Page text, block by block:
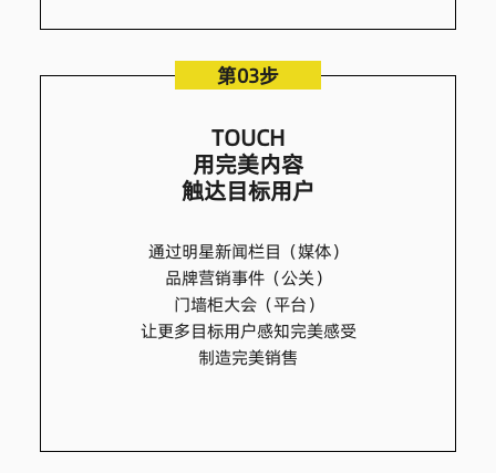
第03步
TOUCH
用完美内容
触达目标用户
通过明星新闻栏目（媒体）
品牌营销事件（公关）
门墙柜大会（平台）
让更多目标用户感知完美感受
制造完美销售